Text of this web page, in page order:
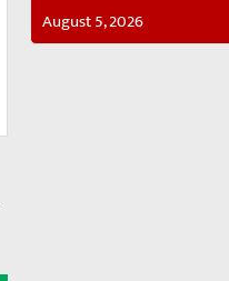
August 5, 2026